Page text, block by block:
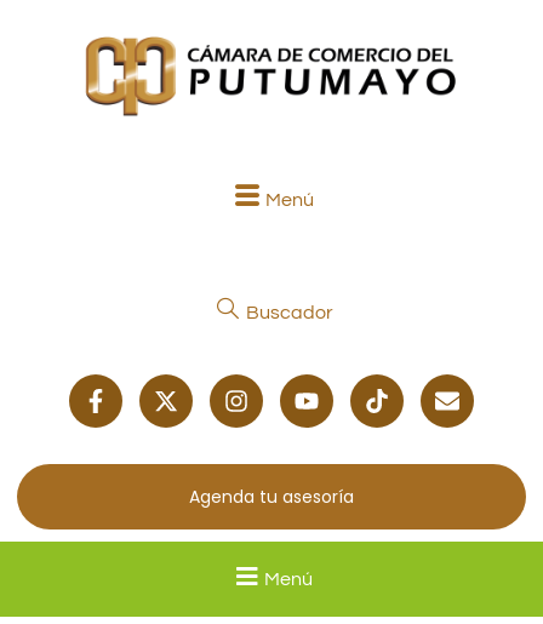
Menú
Buscador
Agenda tu asesoría
Menú